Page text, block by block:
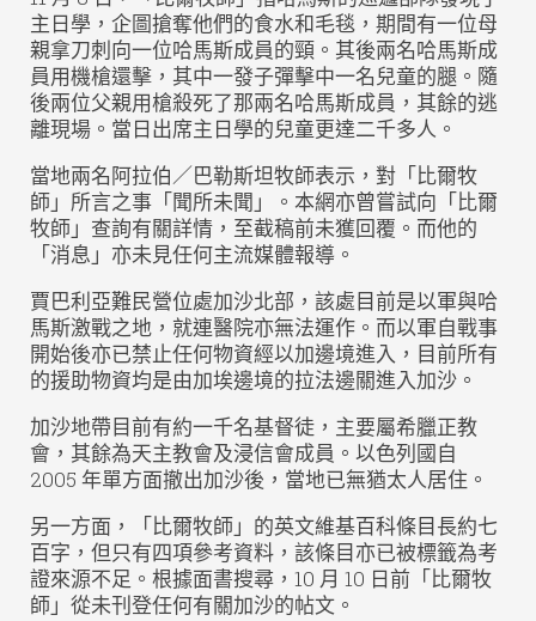
主日學，企圖搶奪他們的食水和毛毯，期間有一位母
親拿刀刺向一位哈馬斯成員的頸。其後兩名哈馬斯成
員用機槍還擊，其中一發子彈擊中一名兒童的腿。隨
後兩位父親用槍殺死了那兩名哈馬斯成員，其餘的逃
離現場。當日出席主日學的兒童更達二千多人。
當地兩名阿拉伯／巴勒斯坦牧師表示，對「比爾牧
師」所言之事「聞所未聞」。本網亦曾嘗試向「比爾
牧師」查詢有關詳情，至截稿前未獲回覆。而他的
「消息」亦未見任何主流媒體報導。
賈巴利亞難民營位處加沙北部，該處目前是以軍與哈
馬斯激戰之地，就連醫院亦無法運作。而以軍自戰事
開始後亦已禁止任何物資經以加邊境進入，目前所有
的援助物資均是由加埃邊境的拉法邊關進入加沙。
加沙地帶目前有約一千名基督徒，主要屬希臘正教
會，其餘為天主教會及浸信會成員。以色列國自
2005 年單方面撤出加沙後，當地已無猶太人居住。
另一方面，「比爾牧師」的英文維基百科條目長約七
百字，但只有四項參考資料，該條目亦已被標籤為考
證來源不足。根據面書搜尋，10 月 10 日前「比爾牧
師」從未刊登任何有關加沙的帖文。